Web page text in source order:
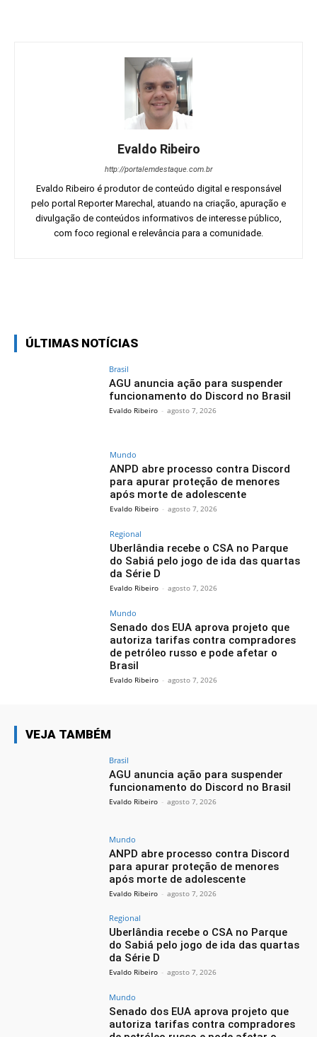
Evaldo Ribeiro
http://portalemdestaque.com.br
Evaldo Ribeiro é produtor de conteúdo digital e responsável
pelo portal Reporter Marechal, atuando na criação, apuração e
divulgação de conteúdos informativos de interesse público,
com foco regional e relevância para a comunidade.
ÚLTIMAS NOTÍCIAS
Brasil
AGU anuncia ação para suspender
funcionamento do Discord no Brasil
Evaldo Ribeiro - agosto 7, 2026
Mundo
ANPD abre processo contra Discord
para apurar proteção de menores
após morte de adolescente
Evaldo Ribeiro - agosto 7, 2026
Regional
Uberlândia recebe o CSA no Parque
do Sabiá pelo jogo de ida das quartas
da Série D
Evaldo Ribeiro - agosto 7, 2026
Mundo
Senado dos EUA aprova projeto que
autoriza tarifas contra compradores
de petróleo russo e pode afetar o
Brasil
Evaldo Ribeiro - agosto 7, 2026
VEJA TAMBÉM
Brasil
AGU anuncia ação para suspender
funcionamento do Discord no Brasil
Evaldo Ribeiro - agosto 7, 2026
Mundo
ANPD abre processo contra Discord
para apurar proteção de menores
após morte de adolescente
Evaldo Ribeiro - agosto 7, 2026
Regional
Uberlândia recebe o CSA no Parque
do Sabiá pelo jogo de ida das quartas
da Série D
Evaldo Ribeiro - agosto 7, 2026
Mundo
Senado dos EUA aprova projeto que
autoriza tarifas contra compradores